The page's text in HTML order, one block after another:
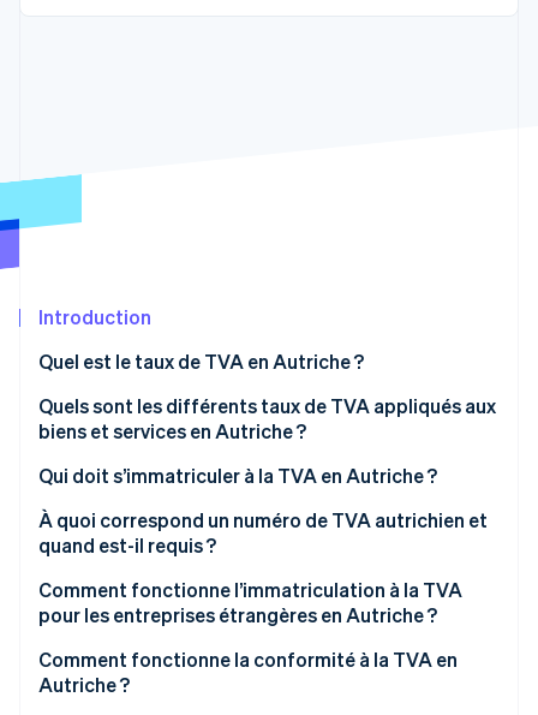
Découvrez les prochaines évolutions
Climate
Identity
Découvrez comment Stripe construit l’infrastructure
Regarder la vidéo
Commerce en ligne
Introduction
Quel est le taux de TVA en Autriche ?
Quels sont les différents taux de TVA appliqués aux
biens et services en Autriche ?
Qui doit s’immatriculer à la TVA en Autriche ?
À quoi correspond un numéro de TVA autrichien et
quand est-il requis ?
Comment fonctionne l’immatriculation à la TVA
pour les entreprises étrangères en Autriche ?
Comment fonctionne la conformité à la TVA en
Autriche ?